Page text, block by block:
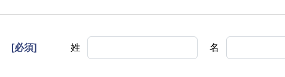
[必須] 姓 名